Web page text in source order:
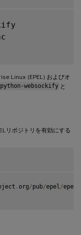
Linux (EPEL) およびオ
python-websockify と
リポジトリを有効にする
. org/pub/epel /epel